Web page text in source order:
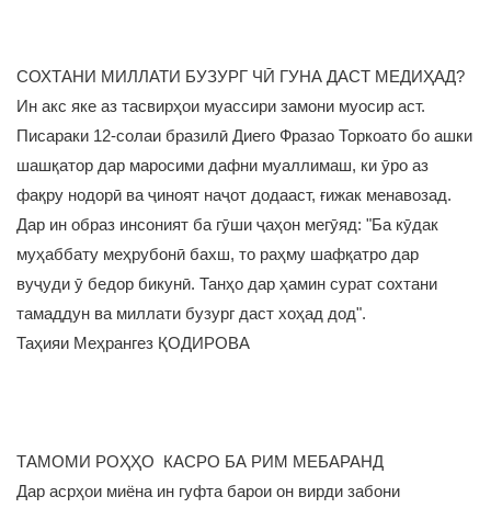
СОХТАНИ МИЛЛАТИ БУЗУРГ ЧӢ ГУНА ДАСТ МЕДИҲАД?
Ин акс яке аз тасвирҳои муассири замони муосир аст.
Писараки 12-солаи бразилӣ Диего Фразао Торкоато бо ашки
шашқатор дар маросими дафни муаллимаш, ки ӯро аз
фақру нодорӣ ва ҷиноят наҷот додааст, ғижак менавозад.
Дар ин образ инсоният ба гӯши ҷаҳон мегӯяд: "Ба кӯдак
муҳаббату меҳрубонӣ бахш, то раҳму шафқатро дар
вуҷуди ӯ бедор бикунӣ. Танҳо дар ҳамин сурат сохтани
тамаддун ва миллати бузург даст хоҳад дод".
Таҳияи Меҳрангез ҚОДИРОВА
ТАМОМИ РОҲҲО КАСРО БА РИМ МЕБАРАНД
Дар асрҳои миёна ин гуфта барои он вирди забони